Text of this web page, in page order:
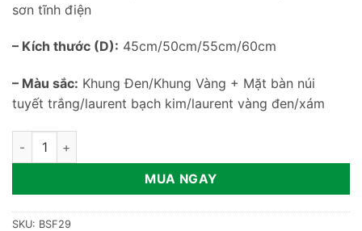
sơn tĩnh điện
– Kích thước (D): 45cm/50cm/55cm/60cm
– Màu sắc: Khung Đen/Khung Vàng + Mặt bàn núi
tuyết trắng/laurent bạch kim/laurent vàng đen/xám
Bàn sofa góc mặt đá phiến BSF29 số lượng
MUA NGAY
SKU: BSF29